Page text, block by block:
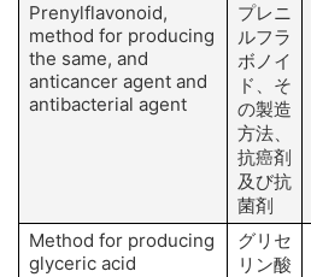
Prenylflavonoid,
method for producing
the same, and
anticancer agent and
antibacterial agent
プレニ
ルフラ
ボノイ
ド、そ
の製造
方法、
抗癌剤
及び抗
菌剤
Method for producing
glyceric acid
グリセ
リン酸